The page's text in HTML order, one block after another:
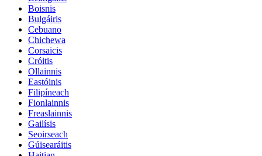
Boisnis
Bulgáiris
Cebuano
Chichewa
Corsaicis
Cróitis
Ollainnis
Eastóinis
Filipíneach
Fionlainnis
Freaslainnis
Gailísis
Seoirseach
Gúisearáitis